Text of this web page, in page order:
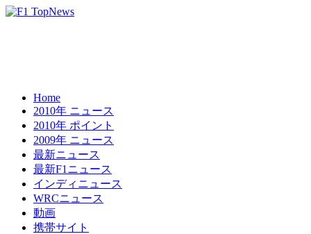
Home
2010年 ニュース
2010年 ポイント
2009年 ニュース
最新ニュース
最新F1ニュース
インディニュース
WRCニュース
動画
携帯サイト